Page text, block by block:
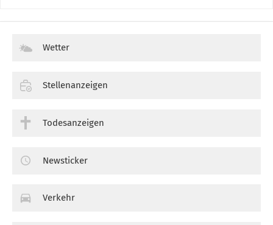
Wetter
Stellenanzeigen
Todesanzeigen
Newsticker
Verkehr